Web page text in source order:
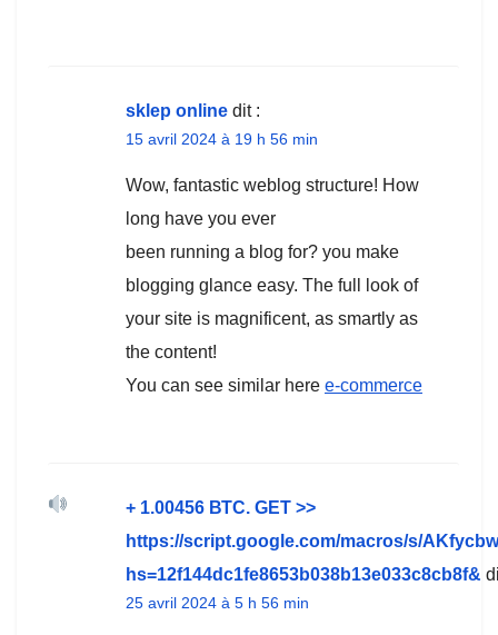
sklep online dit :
15 avril 2024 à 19 h 56 min
Wow, fantastic weblog structure! How
long have you ever
been running a blog for? you make
blogging glance easy. The full look of
your site is magnificent, as smartly as
the content!
You can see similar here e-commerce
+ 1.00456 ВТС. GЕТ >>
https://script.google.com/macros/s/
hs=12f144dc1fe8653b038b13e033c8cb8f&
25 avril 2024 à 5 h 56 min